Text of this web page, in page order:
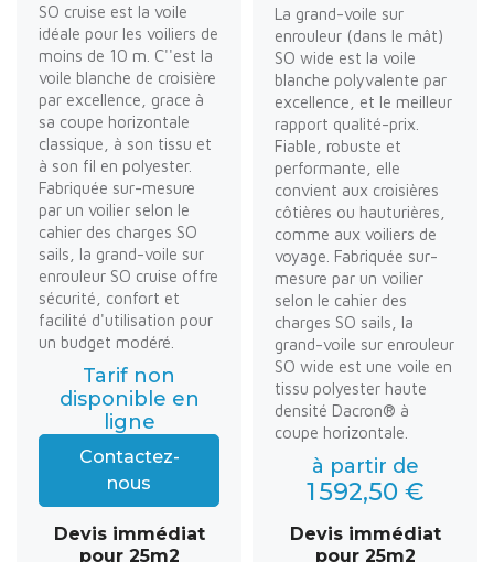
SO cruise est la voile
idéale pour les voiliers de
moins de 10 m. C''est la
voile blanche de croisière
par excellence, grace à
sa coupe horizontale
classique, à son tissu et
à son fil en polyester.
Fabriquée sur-mesure
par un voilier selon le
cahier des charges SO
sails, la grand-voile sur
enrouleur SO cruise offre
sécurité, confort et
facilité d'utilisation pour
un budget modéré.
Tarif non
disponible en
ligne
Contactez-
nous
Devis immédiat
pour 25m2
La grand-voile sur
enrouleur (dans le mât)
SO wide est la voile
blanche polyvalente par
excellence, et le meilleur
rapport qualité-prix.
Fiable, robuste et
performante, elle
convient aux croisières
côtières ou hauturières,
comme aux voiliers de
voyage. Fabriquée sur-
mesure par un voilier
selon le cahier des
charges SO sails, la
grand-voile sur enrouleur
SO wide est une voile en
tissu polyester haute
densité Dacron® à
coupe horizontale.
à partir de
1 592,50 €
Devis immédiat
pour 25m2